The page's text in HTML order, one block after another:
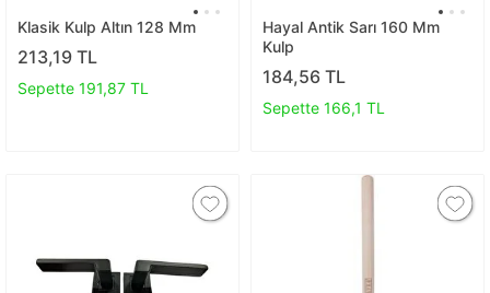
Klasik Kulp Altın 128 Mm
213,19 TL
Sepette 191,87 TL
Hayal Antik Sarı 160 Mm
Kulp
184,56 TL
Sepette 166,1 TL